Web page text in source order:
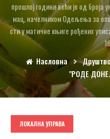
про­шлој го­ди­ни ве­ћи је од
мац, на­чел­ни­ком Оде­ље­ња за
сти у ма­тич­не књи­ге ро­ђе­них
Насловна
Друштво
"РО­ДЕ
ЛОКАЛНА УПРАВА